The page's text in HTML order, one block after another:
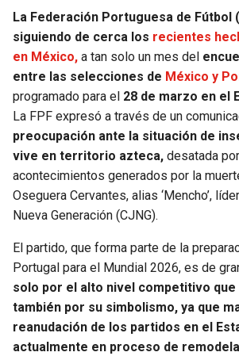
La Federación Portuguesa de Fútbol
siguiendo de cerca los recientes
en México, a tan solo un mes del
entre las selecciones de México y
programado para el 28 de marzo en el
La FPF expresó a través de un
preocupación ante la situación de
vive en territorio azteca, desatada
acontecimientos generados por la
Oseguera Cervantes, alias ‘Mencho’,
Nueva Generación (CJNG).
El partido, que forma parte de la
Portugal para el Mundial 2026, es de
solo por el alto nivel competitivo que
también por su simbolismo, ya que
reanudación de los partidos en el
actualmente en proceso de